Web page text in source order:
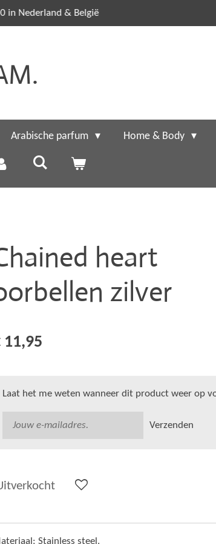
in Nederland & België
Arabische parfum Home & Body
heart
zilver
11,95
Laat het me weten wanneer dit product weer op
Verzenden
Stainless steel.